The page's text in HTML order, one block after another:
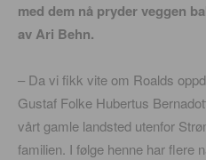
med dem nå pryder veggen
av Ari Behn.
– Da vi fikk vite om Roalds
Gustaf Folke Hubertus
vårt gamle landsted utenfor
familien. I følge henne har flere